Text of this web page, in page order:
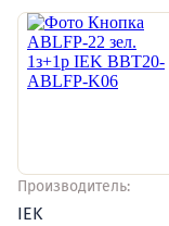
Производитель:
IEK